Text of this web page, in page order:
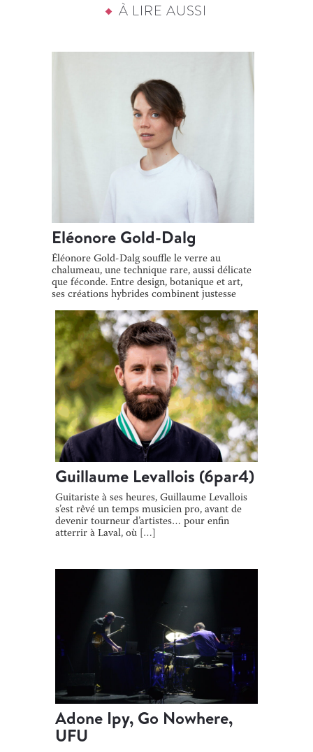
À LIRE AUSSI
Eléonore Gold-Dalg
Éléonore Gold-Dalg souffle le verre au
chalumeau, une technique rare, aussi délicate
que féconde. Entre design, botanique et art,
ses créations hybrides combinent justesse
Guillaume Levallois (6par4)
Guitariste à ses heures, Guillaume Levallois
s’est rêvé un temps musicien pro, avant de
devenir tourneur d’artistes… pour enfin
atterrir à Laval, où […]
Adone Ipy, Go Nowhere,
UFU